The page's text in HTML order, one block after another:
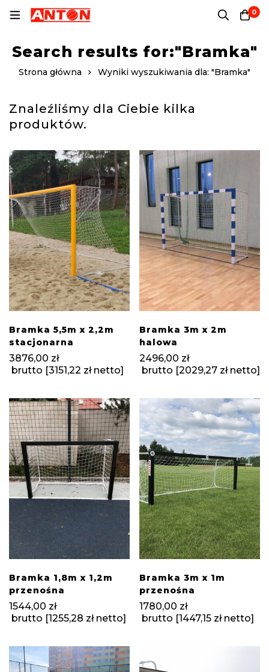
0
Search results for:"Bramka"
Strona główna Wyniki wyszukiwania dla: "Bramka"
Znaleźliśmy dla Ciebie kilka
produktów.
Bramka 5,5m x 2,2m
stacjonarna
3876,00 zł
brutto [3151,22 złnetto]
Bramka 3m x 2m
halowa
2496,00 zł
brutto [2029,27 złnetto]
Bramka 1,8m x 1,2m
przenośna
1544,00 zł
brutto [1255,28 złnetto]
Bramka 3m x 1m
przenośna
1780,00 zł
brutto [1447,15 złnetto]